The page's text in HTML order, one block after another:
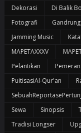
Dekorasi
Di Balik
Fotografi
Jamming Music
MAPETAXXXV
Pelantikan
PuitisasiAl-Qur'an
Sewa
Sinopsis
Tradisi Longser